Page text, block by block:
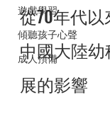
遊戲學習
傾聽孩子心聲
成人預備
從70年代
中國大陸
展的影響